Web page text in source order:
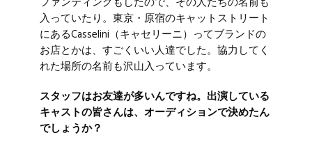
入っていたり。東京・原宿のキャットストリート
にあるCasselini （キャセリーニ）ってブランドの
お店とかは、すごくいい人達でした。協力してく
れた場所の名前も沢山入っています。
スタッフはお友達が多いんですね。出演している
キャストの皆さんは、オーディションで決めたん
でしょうか？